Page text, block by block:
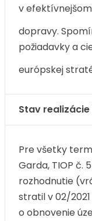
v
dopravy.
požiadavky a
európskej
Stav
Pre všetky
Garda, TIOP č.
rozhodnutie
stratil v 02/
o obnovenie